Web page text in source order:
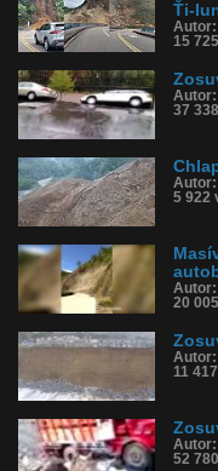
Ťi-
15
37
5 922
20
11
52